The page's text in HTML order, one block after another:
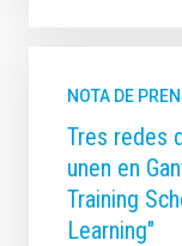
NOTA DE
Tres redes
unen en
Training
Learning"